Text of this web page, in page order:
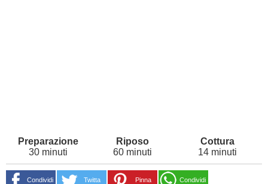
30 minuti 60 minuti 14 minuti
Condividi Twitta Pinna Condividi